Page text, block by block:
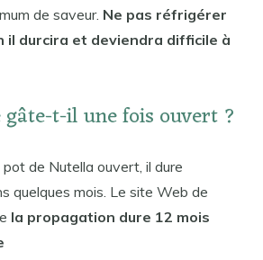
de saveur. Ne pas réfrigérer
il durcira et deviendra difficile à
t-il une fois ouvert ?
pot de Nutella ouvert, il dure
quelques mois. Le site Web de
la propagation dure 12 mois